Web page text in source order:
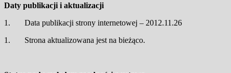
Daty publikacji i aktualizacji
1. Data publikacji strony internetowej – 2012.11.26
1. Strona aktualizowana jest na bieżąco.